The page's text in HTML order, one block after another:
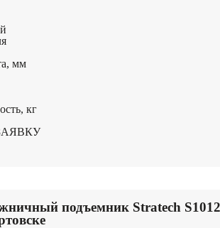
мм
кг
подъемник Stratech S1012